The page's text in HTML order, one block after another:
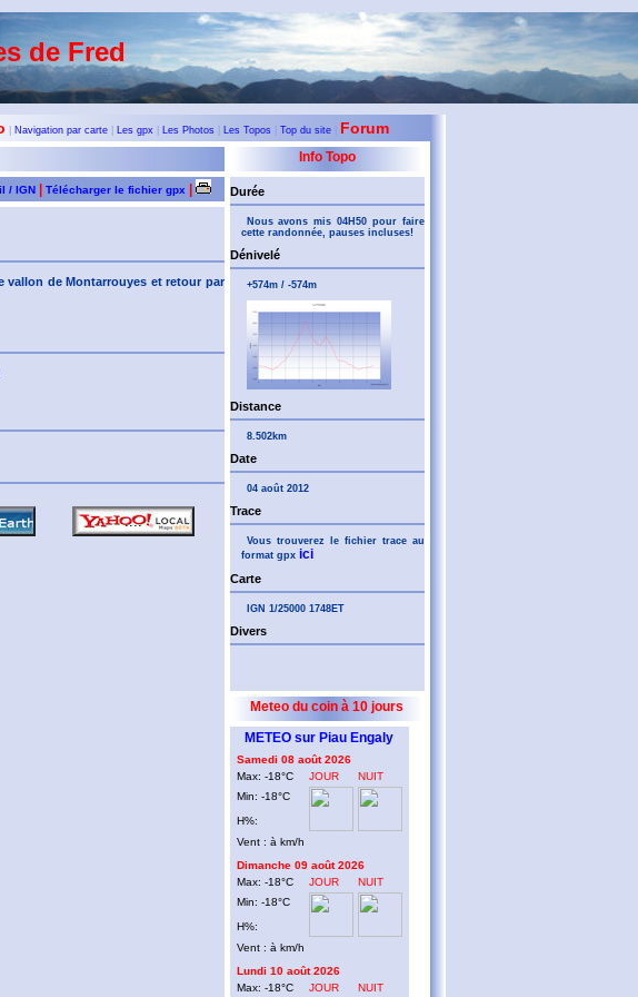
de Fred
Navigation par carte| Les gpx| Les Photos| Les Topos Top du site| Forum
/ IGN| Télécharger le fichier gpx|
vallon de Montarrouyes et retour par
Info Topo
Durée
Nous avons mis 04H50 pour faire
cette randonnée, pauses incluses!
Dénivelé
+574m / -574m
Distance
8.502km
Date
04 août 2012
Trace
Vous trouverez le fichier trace au
format gpx ici
Carte
IGN 1/25000 1748ET
Divers
Meteo du coin à 10 jours
METEO sur Piau Engaly
Samedi 08 août 2026
Max: -18°C
JOUR
NUIT
Min: -18°C
H%:
Vent : à km/h
Dimanche 09 août 2026
Max: -18°C
JOUR
NUIT
Min: -18°C
H%:
Vent : à km/h
Lundi 10 août 2026
Max: -18°C
JOUR NUIT